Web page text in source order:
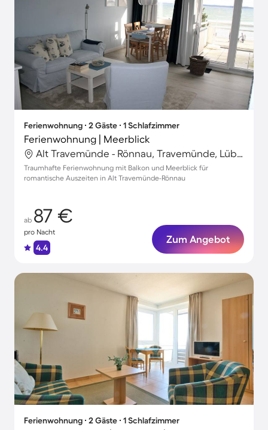
Ferienwohnung ∙ 2 Gäste ∙ 1 Schlafzimmer
Ferienwohnung | Meerblick
Alt Travemünde - Rönnau, Travemünde, Lübeck
Traumhafte Ferienwohnung mit Balkon und Meerblick für
romantische Auszeiten in Alt Travemünde-Rönnau
ab 87 €
pro Nacht
4.4
Zum Angebot
Ferienwohnung ∙ 2 Gäste ∙ 1 Schlafzimmer